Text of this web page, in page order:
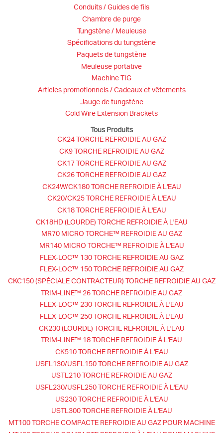
Conduits / Guides de fils
Chambre de purge
Tungstène / Meuleuse
Spécifications du tungstène
Paquets de tungstène
Meuleuse portative
Machine TIG
Articles promotionnels / Cadeaux et vêtements
Jauge de tungstène
Cold Wire Extension Brackets
Tous Produits
CK24 TORCHE REFROIDIE AU GAZ
CK9 TORCHE REFROIDIE AU GAZ
CK17 TORCHE REFROIDIE AU GAZ
CK26 TORCHE REFROIDIE AU GAZ
CK24W/CK180 TORCHE REFROIDIE À L'EAU
CK20/CK25 TORCHE REFROIDIE À L'EAU
CK18 TORCHE REFROIDIE À L'EAU
CK18HD (LOURDE) TORCHE REFROIDIE À L'EAU
MR70 MICRO TORCHE™ REFROIDIE AU GAZ
MR140 MICRO TORCHE™ REFROIDIE À L'EAU
FLEX-LOC™ 130 TORCHE REFROIDIE AU GAZ
FLEX-LOC™ 150 TORCHE REFROIDIE AU GAZ
CKC150 (SPÉCIALE CONTRACTEUR) TORCHE REFROIDIE AU GAZ
TRIM-LINE™ 26 TORCHE REFROIDIE AU GAZ
FLEX-LOC™ 230 TORCHE REFROIDIE À L'EAU
FLEX-LOC™ 250 TORCHE REFROIDIE À L'EAU
CK230 (LOURDE) TORCHE REFROIDIE À L'EAU
TRIM-LINE™ 18 TORCHE REFROIDIE À L'EAU
CK510 TORCHE REFROIDIE À L'EAU
USFL130/USFL150 TORCHE REFROIDIE AU GAZ
USTL210 TORCHE REFROIDIE AU GAZ
USFL230/USFL250 TORCHE REFROIDIE À L'EAU
US230 TORCHE REFROIDIE À L'EAU
USTL300 TORCHE REFROIDIE À L'EAU
MT100 TORCHE COMPACTE REFROIDIE AU GAZ POUR MACHINE